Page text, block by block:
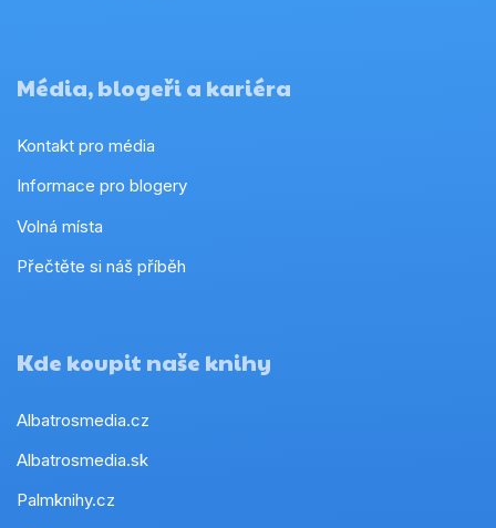
Média, blogeři a kariéra
Kontakt pro média
Informace pro blogery
Volná místa
Přečtěte si náš příběh
Kde koupit naše knihy
Albatrosmedia.cz
Albatrosmedia.sk
Palmknihy.cz